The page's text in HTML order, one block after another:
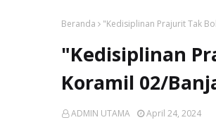
Beranda "Kedisiplinan Prajurit Tak
"Kedisiplinan
Koramil 02/
ADMIN UTAMA April 24, 2024